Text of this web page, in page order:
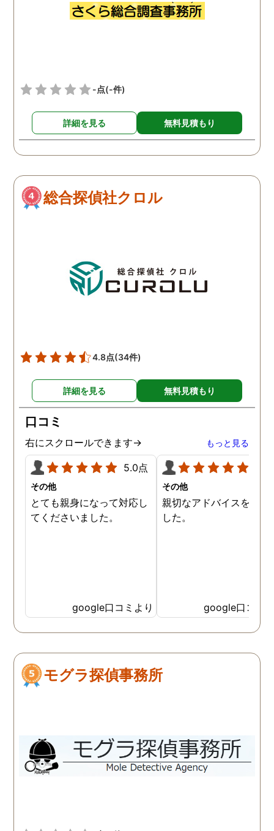
やり直そうという時にまた
連絡をとっていることが発
んだ末婚姻関係は続けてい
ます。 元依頼者の私にも、
何かあればいつでも相談し
てくださいと仰ってくださ
るのが本当に心強いです。
どこに調査を依頼しようか
非ここをオススメします！
-点(-件)
詳細を見る 無料見積もり
総合探偵社クロル
4.8点(34件)
詳細を見る 無料見積もり
口コミ
右にスクロールできます→ もっと見る
5.0点
その他
とても親身になって対応し
てくださいました。
google口コミより
その他
親切なアドバイスを頂き
した。
google口コミ
モグラ探偵事務所